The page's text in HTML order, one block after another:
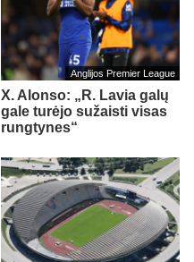
Anglijos Premier League
X. Alonso: „R. Lavia galų
gale turėjo sužaisti visas
rungtynes“